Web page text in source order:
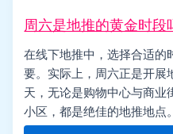
周六是地推的黄金时段
在线下地推中，选择合适的
要。实际上，周六正是开展
天，无论是购物中心与商业
小区，都是绝佳的地推地点